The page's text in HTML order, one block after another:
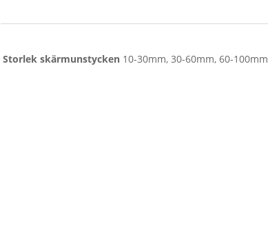
Storlek skärmunstycken 10-30mm, 30-60mm, 60-100mm